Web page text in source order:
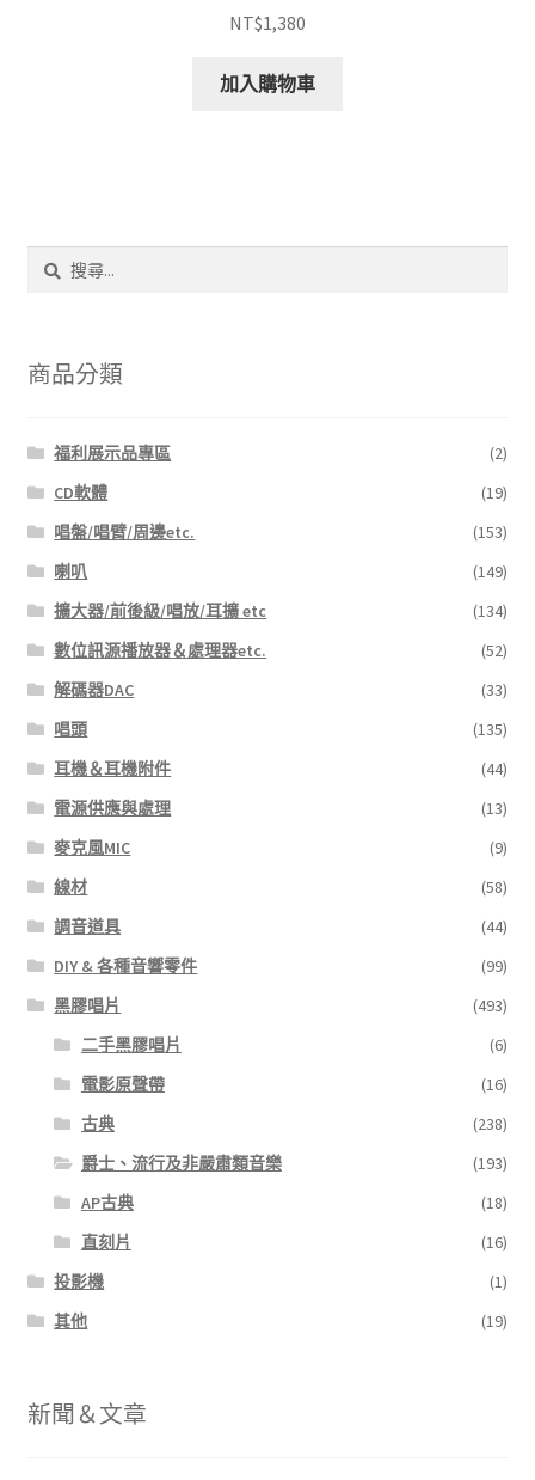
NT$1,380
加入購物車
字:
商品分類
福利展示品專區
(2)
CD軟體
(19)
唱盤/唱臂/周邊etc.
(153)
喇叭
(149)
擴大器/前後級/唱放/耳擴 etc
(134)
數位訊源播放器＆處理器etc.
(52)
解碼器DAC
(33)
唱頭
(135)
耳機＆耳機附件
(44)
電源供應與處理
(13)
麥克風MIC
(9)
線材
(58)
調音道具
(44)
DIY & 各種音響零件
(99)
黑膠唱片
(493)
二手黑膠唱片
(6)
電影原聲帶
(16)
古典
(238)
爵士、流行及非嚴肅類音樂
(193)
AP古典
(18)
直刻片
(16)
投影機
(1)
其他
(19)
新聞＆文章